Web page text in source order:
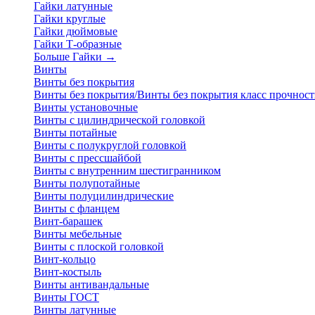
Гайки латунные
Гайки круглые
Гайки дюймовые
Гайки Т-образные
Больше Гайки →
Винты
Винты без покрытия
Винты без покрытия/Винты без покрытия класс
Винты установочные
Винты с цилиндрической головкой
Винты потайные
Винты с полукруглой головкой
Винты с прессшайбой
Винты с внутренним шестигранником
Винты полупотайные
Винты полуцилиндрические
Винты с фланцем
Винт-барашек
Винты мебельные
Винты с плоской головкой
Винт-кольцо
Винт-костыль
Винты антивандальные
Винты ГОСТ
Винты латунные